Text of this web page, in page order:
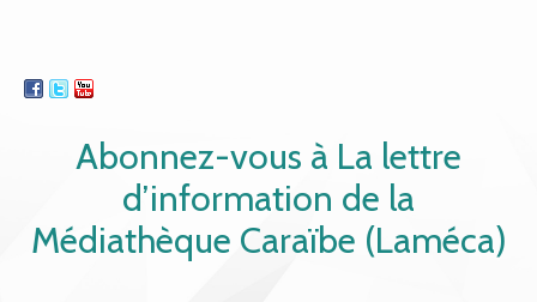
Abonnez-vous à La lettre
d’information de la
Médiathèque Caraïbe (Laméca)